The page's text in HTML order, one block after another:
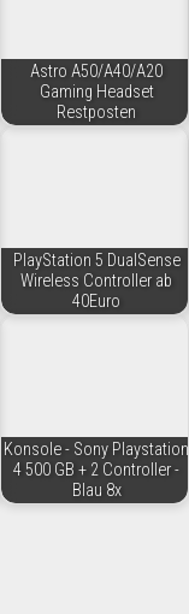
Astro A50/A40/A20
Gaming Headset
Restposten
PlayStation 5 DualSense
Wireless Controller ab
40Euro
Konsole - Sony Playstation
4 500 GB + 2 Controller -
Blau 8x